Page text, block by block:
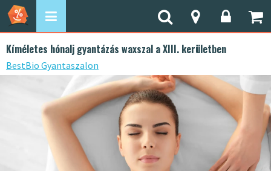
Kíméletes hónalj gyantázás waxszal a XIII. kerületben
BestBio Gyantaszalon